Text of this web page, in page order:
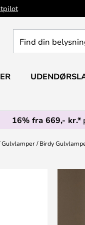
din
16% fra 669,- kr.*
Gulvlamper Birdy